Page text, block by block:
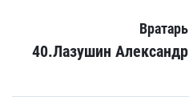
Вратарь
40.Лазушин Александр